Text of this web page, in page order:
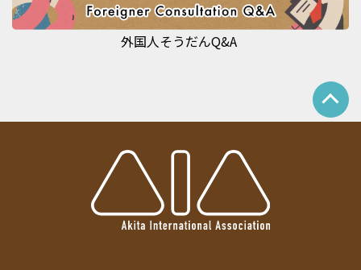
外国人そうだんQ&A